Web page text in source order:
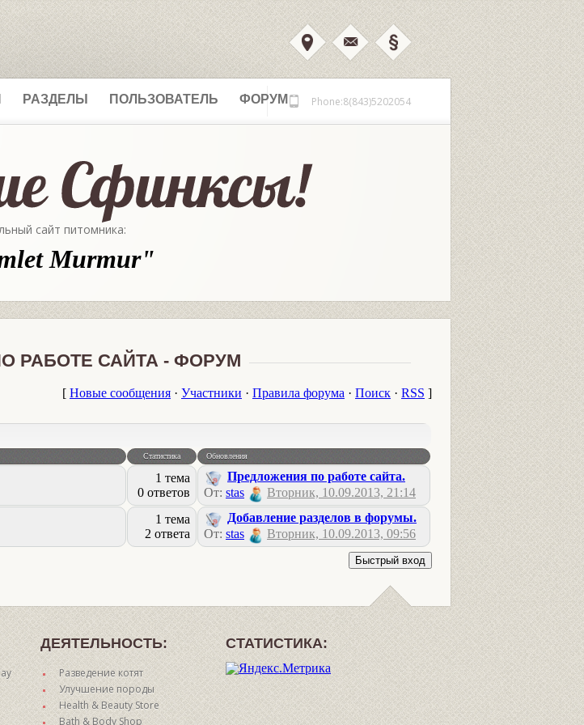
РАЗДЕЛЫ ПОЛЬЗОВАТЕЛЬ ФОРУМ Phone:8(843)5202054
сайт питомника:
Murmur"
РАБОТЕ САЙТА - ФОРУМ
[ Новые сообщения · Участники · Правила форума · Поиск · RSS ]
Статистика Обновления
1 тема
0 ответов
Предложения по работе сайта.
От: stas Вторник, 10.09.2013, 21:14
1 тема
2 ответа
Добавление разделов в форумы.
От: stas Вторник, 10.09.2013, 09:56
ДЕЯТЕЛЬНОСТЬ:
Разведение котят
Улучшение породы
Health & Beauty Store
Bath & Body Shop
СТАТИСТИКА: